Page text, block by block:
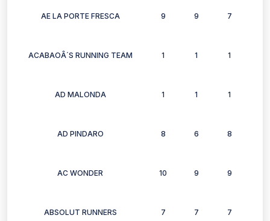
AE LA PORTE FRESCA 9 9 7
ACABAOÂ´S RUNNING TEAM 1 1 1
AD MALONDA 1 1 1
AD PINDARO 8 6 8
AC WONDER 10 9 9
ABSOLUT RUNNERS 7 7 7